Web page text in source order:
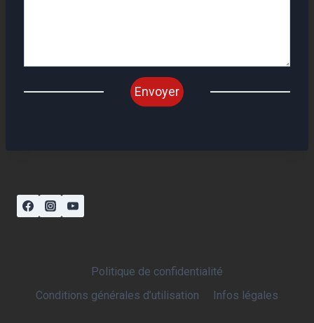
Envoyer
Politique de confidentialité
Conditions générales d’utilisation
Infos légales